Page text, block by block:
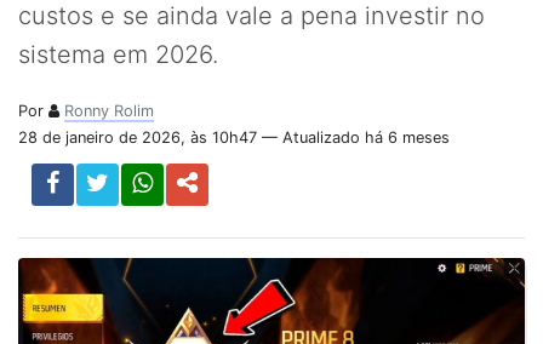
custos e se ainda vale a pena investir no
sistema em 2026.
Por
Ronny Rolim
28 de janeiro de 2026, às 10h47 — Atualizado há 6 meses